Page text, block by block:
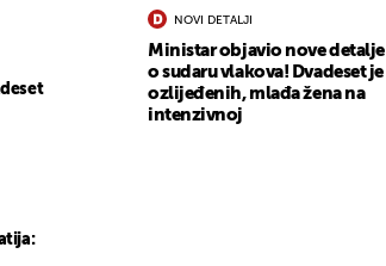
NOVI DETALJI
Ministar objavio nove detalje
o sudaru vlakova! Dvadeset je
ozlijeđenih, mlađa žena na
intenzivnoj